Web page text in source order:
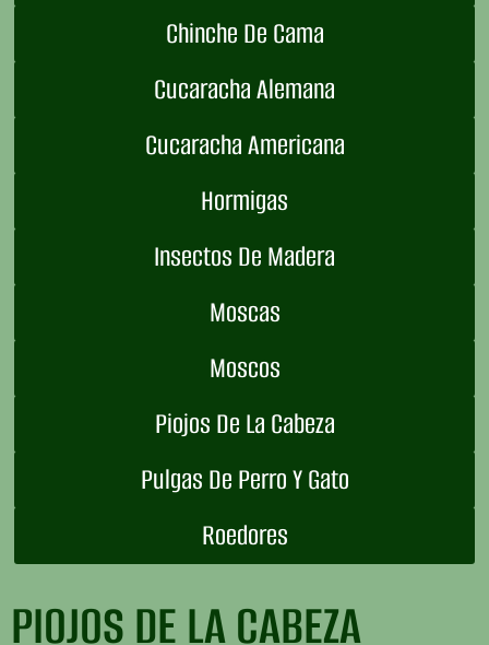
Chinche De Cama
Cucaracha Alemana
Cucaracha Americana
Hormigas
Insectos De Madera
Moscas
Moscos
Piojos De La Cabeza
Pulgas De Perro Y Gato
Roedores
PIOJOS DE LA CABEZA